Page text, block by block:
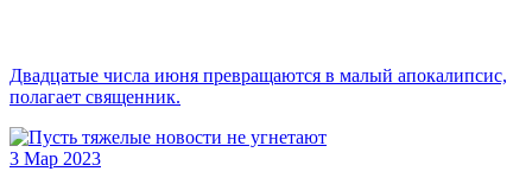
Двадцатые числа июня превращаются в малый апокалипсис,
полагает священник.
3 Мар 2023